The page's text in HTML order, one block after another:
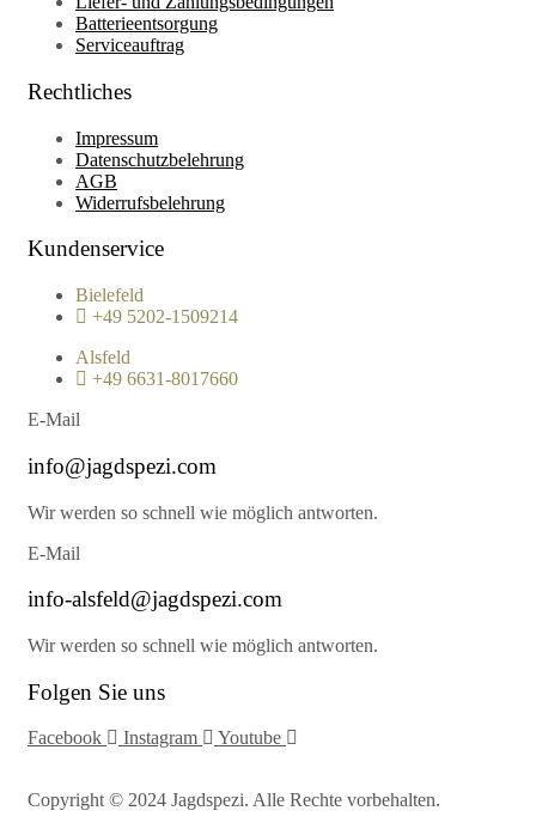
Batterieentsorgung
Serviceauftrag
Rechtliches
Impressum
Datenschutzbelehrung
AGB
Widerrufsbelehrung
Kundenservice
Bielefeld
+49 5202-1509214
Alsfeld
+49 6631-8017660
E-Mail
info@jagdspezi.com
Wir werden so schnell wie möglich antworten.
E-Mail
info-alsfeld@jagdspezi.com
Wir werden so schnell wie möglich antworten.
Folgen Sie uns
Facebook Instagram Youtube
Copyright © 2024 Jagdspezi. Alle Rechte vorbehalten.